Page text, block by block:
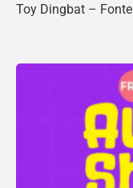
Toy Dingbat –